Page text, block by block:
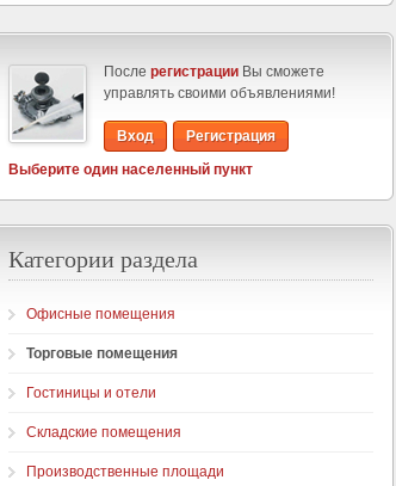
После регистрации Вы сможете
управлять своими объявлениями!
Вход
Регистрация
Выберите один населенный пункт
Категории раздела
Офисные помещения
Торговые помещения
Гостиницы и отели
Складские помещения
Производственные площади